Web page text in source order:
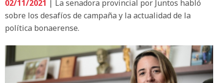
02/11/2021 | La senadora provincial por Juntos habló
sobre los desafíos de campaña y la actualidad de la
política bonaerense.